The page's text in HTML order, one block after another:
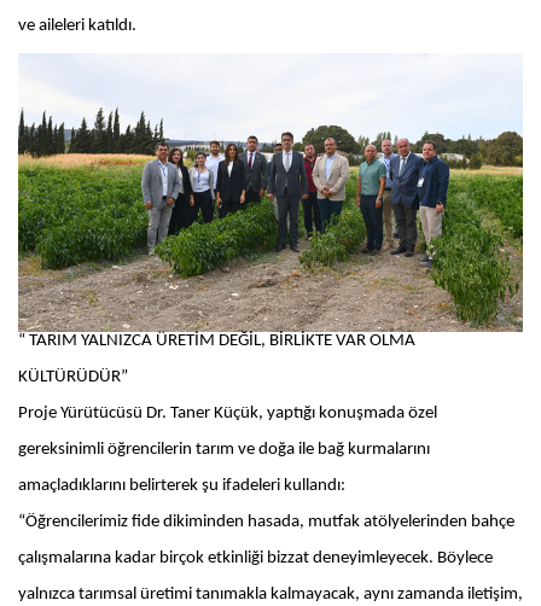
ve aileleri katıldı.
“ TARIM YALNIZCA ÜRETİM DEĞİL, BİRLİKTE VAR OLMA
KÜLTÜRÜDÜR”
Proje Yürütücüsü Dr. Taner Küçük, yaptığı konuşmada özel
gereksinimli öğrencilerin tarım ve doğa ile bağ kurmalarını
amaçladıklarını belirterek şu ifadeleri kullandı:
“Öğrencilerimiz fide dikiminden hasada, mutfak atölyelerinden bahçe
çalışmalarına kadar birçok etkinliği bizzat deneyimleyecek. Böylece
yalnızca tarımsal üretimi tanımakla kalmayacak, aynı zamanda iletişim,